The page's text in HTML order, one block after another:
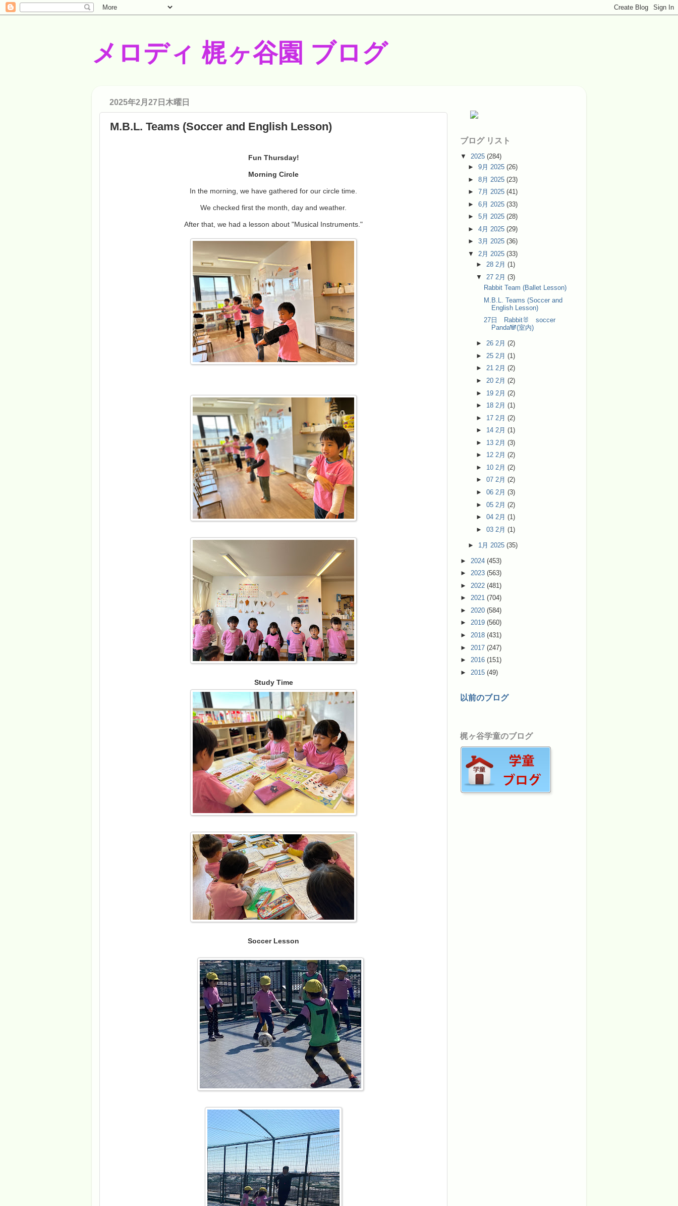
メロディ 梶ヶ谷園 ブログ
2025年2月27日木曜日
M.B.L. Teams (Soccer and English Lesson)
Fun Thursday!
Morning Circle
In the morning, we have gathered for our circle time.
We checked first the month, day and weather.
After that, we had a lesson about "Musical Instruments."
Study Time
Soccer Lesson
ブログ リスト
▼ 2025 (284)
►9月 2025(26)
►8月 2025(23)
►7月 2025(41)
►6月 2025(33)
►5月 2025(28)
►4月 2025(29)
►3月 2025(36)
▼ 2月 2025(33)
► 28 2月 (1)
▼ 27 2月 (3)
Rabbit Team (Ballet Lesson)
M.B.L. Teams (Soccer and
English Lesson)
27日 Rabbit🐰 soccer
Panda🐼(室内)
► 26 2月 (2)
► 25 2月 (1)
► 21 2月 (2)
► 20 2月 (2)
► 19 2月 (2)
► 18 2月 (1)
► 17 2月 (2)
► 14 2月 (1)
► 13 2月 (3)
► 12 2月 (2)
► 10 2月 (2)
► 07 2月 (2)
► 06 2月 (3)
► 05 2月 (2)
► 04 2月 (1)
► 03 2月 (1)
► 1月 2025(35)
► 2024 (453)
► 2023 (563)
► 2022 (481)
► 2021 (704)
► 2020 (584)
► 2019 (560)
► 2018 (431)
► 2017 (247)
► 2016 (151)
► 2015 (49)
以前のブログ
梶ヶ谷学童のブログ